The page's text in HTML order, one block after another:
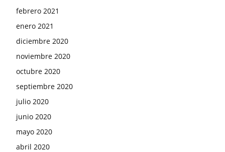
febrero 2021
enero 2021
diciembre 2020
noviembre 2020
octubre 2020
septiembre 2020
julio 2020
junio 2020
mayo 2020
abril 2020